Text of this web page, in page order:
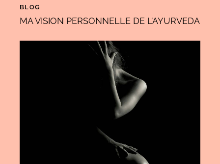
BLOG
MA VISION PERSONNELLE DE L’AYURVEDA